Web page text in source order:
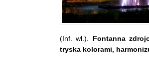
(Inf. wł.). Fontanna
tryska kolorami,